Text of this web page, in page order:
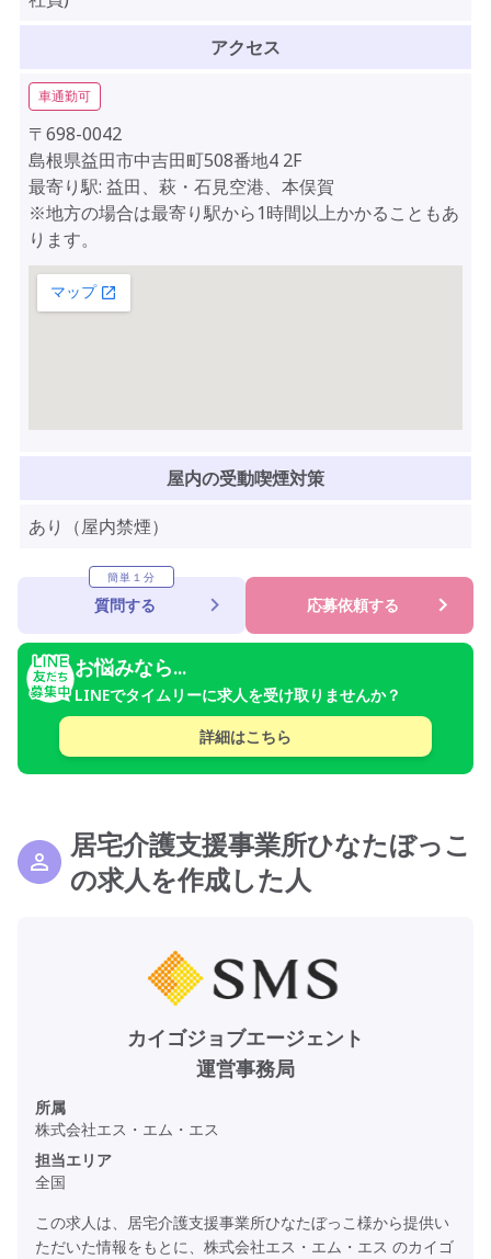
アクセス
車通勤可
〒698-0042
島根県益田市中吉田町508番地4 2F
最寄り駅: 益田、萩・石見空港、本俣賀
※地方の場合は最寄り駅から1時間以上かかることもあ
ります。
屋内の受動喫煙対策
あり（屋内禁煙）
簡単１分
質問する 応募依頼する
お悩みなら...
LINEでタイムリーに求人を受け取りませんか？
詳細はこちら
居宅介護支援事業所ひなたぼっこ
の求人を作成した人
カイゴジョブエージェント
運営事務局
所属
株式会社エス・エム・エス
担当エリア
全国
この求人は、居宅介護支援事業所ひなたぼっこ様から提供い
ただいた情報をもとに、株式会社エス・エム・エス のカイゴ